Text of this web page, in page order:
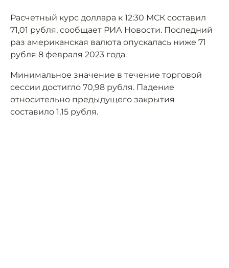
Расчетный курс доллара к 12:30 МСК составил
71,01 рубля, сообщает РИА Новости. Последний
раз американская валюта опускалась ниже 71
рубля 8 февраля 2023 года.
Минимальное значение в течение торговой
сессии достигло 70,98 рубля. Падение
относительно предыдущего закрытия
составило 1,15 рубля.